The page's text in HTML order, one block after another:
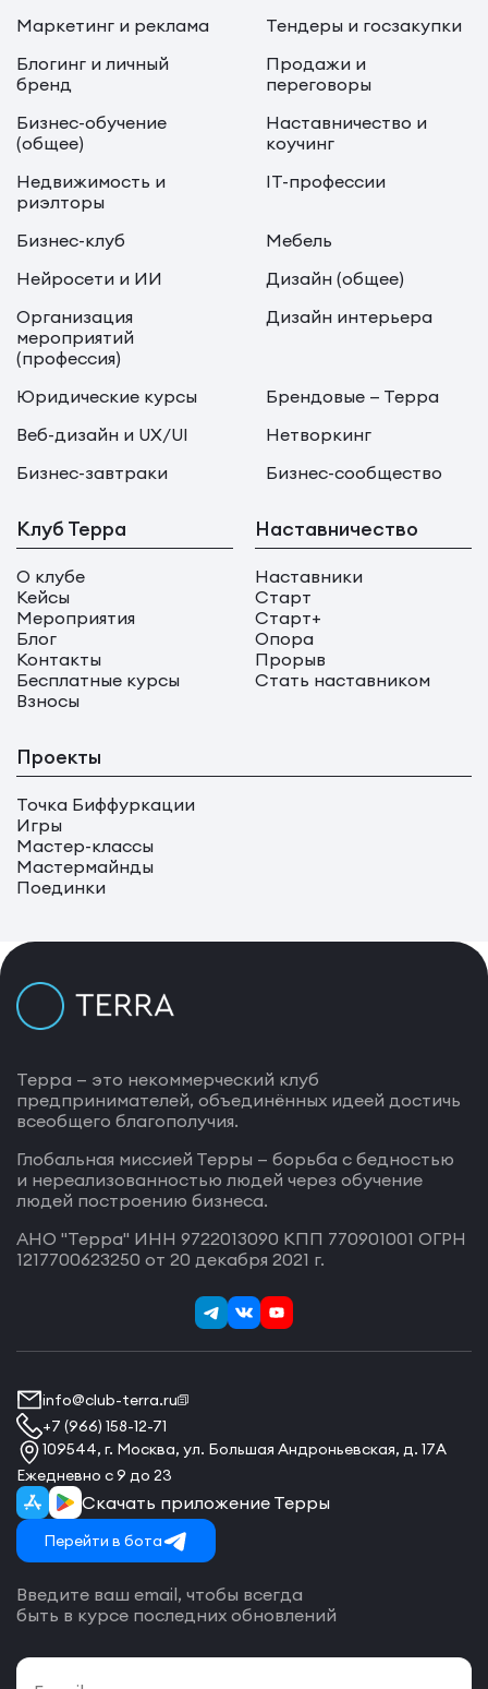
Маркетинг и реклама
Тендеры и госзакупки
Блогинг и личный
бренд
Продажи и
переговоры
Бизнес-обучение
(общее)
Наставничество и
коучинг
Недвижимость и
риэлторы
IT-профессии
Бизнес-клуб
Мебель
Нейросети и ИИ
Дизайн (общее)
Организация
мероприятий
(профессия)
Дизайн интерьера
Юридические курсы
Брендовые — Терра
Веб-дизайн и UX/UI
Нетворкинг
Бизнес-завтраки
Бизнес-сообщество
Клуб Терра
О клубе
Кейсы
Мероприятия
Блог
Контакты
Бесплатные курсы
Взносы
Наставничество
Наставники
Старт
Старт+
Опора
Прорыв
Стать наставником
Проекты
Точка Биффуркации
Игры
Мастер-классы
Мастермайнды
Поединки
Терра — это некоммерческий клуб
предпринимателей, объединённых идеей достичь
всеобщего благополучия.
Глобальная миссией Терры — борьба с бедностью
и нереализованностью людей через обучение
людей построению бизнеса.
АНО "Терра" ИНН 9722013090 КПП 770901001 ОГРН
1217700623250 от 20 декабря 2021 г.
info@club-terra.ru
+7 (966) 158-12-71
109544, г. Москва, ул. Большая Андроньевская, д. 17А
Ежедневно с 9 до 23
Скачать приложение Терры
Перейти в бота
Введите ваш email, чтобы всегда
быть в курсе последних обновлений